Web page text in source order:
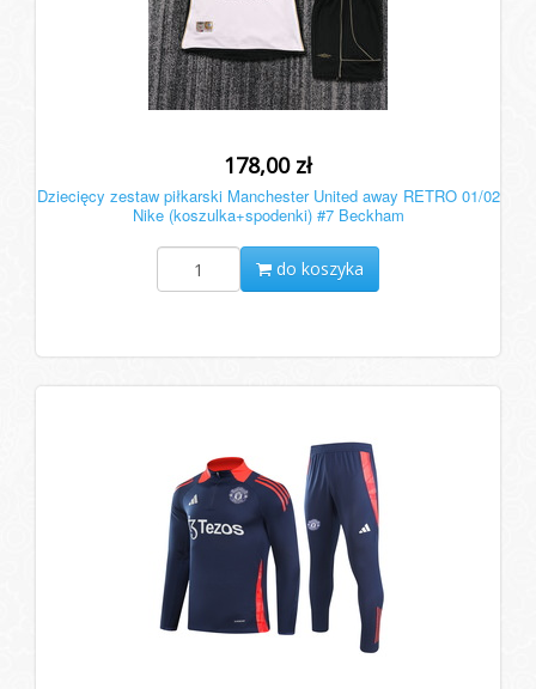
178,00 zł
Dziecięcy zestaw piłkarski Manchester United away RETRO 01/02
Nike (koszulka+spodenki) #7 Beckham
do koszyka